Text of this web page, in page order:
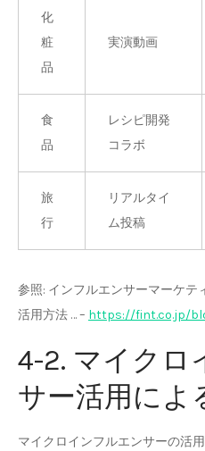
化
粧
品
実演動画
食
品
レシピ開発
コラボ
旅
行
リアルタイ
ム投稿
参照: インフルエンサーマーケテ
活用方法 … – https://fint.co.jp/
4-2. マイクロ
サー活用によ
マイクロインフルエンサーの活